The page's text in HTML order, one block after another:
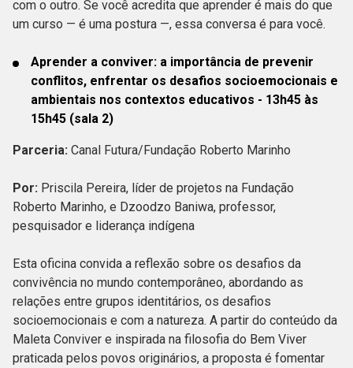
com o outro. Se você acredita que aprender é mais do que
um curso — é uma postura —, essa conversa é para você.
Aprender a conviver: a importância de prevenir
conflitos, enfrentar os desafios socioemocionais e
ambientais nos contextos educativos - 13h45 às
15h45 (sala 2)
Parceria: Canal Futura/Fundação Roberto Marinho
Por: Priscila Pereira, líder de projetos na Fundação
Roberto Marinho, e Dzoodzo Baniwa, professor,
pesquisador e liderança indígena
Esta oficina convida a reflexão sobre os desafios da
convivência no mundo contemporâneo, abordando as
relações entre grupos identitários, os desafios
socioemocionais e com a natureza. A partir do conteúdo da
Maleta Conviver e inspirada na filosofia do Bem Viver
praticada pelos povos originários, a proposta é fomentar